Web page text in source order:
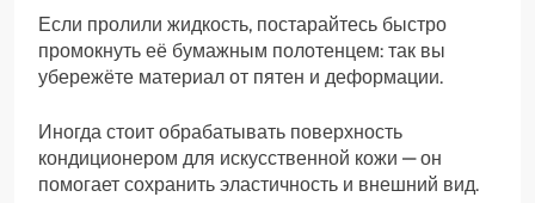
Если пролили жидкость, постарайтесь быстро
промокнуть её бумажным полотенцем: так вы
убережёте материал от пятен и деформации.
Иногда стоит обрабатывать поверхность
кондиционером для искусственной кожи — он
помогает сохранить эластичность и внешний вид.